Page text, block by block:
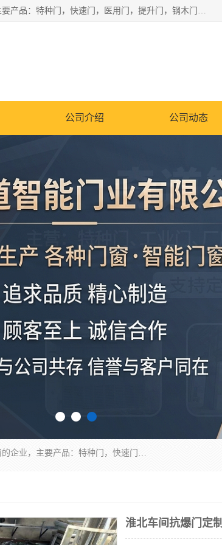
安徽奇道智能门业有限公司是一家专业生产各种门窗、智能门窗的企业，主要产品：特种门，快速门，医用门，提升门，钢木门，智能道闸，钢大门，平移门，卷帘门，保温门，钢制自由门，防火门等，欢迎前来咨询采购。
公司介绍 公司动态
安徽奇道智能门业有限公司是一家专业生产各种门窗、智能门窗的企业，主要产品：特种门，快速门，医用门，提升门，钢木门，智能道闸，钢大门，平移门，卷帘门，保温门，钢制自由门，防火门等，欢迎前来咨询采购。
淮北车间抗爆门定